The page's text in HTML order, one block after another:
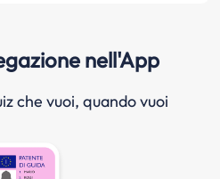
nell'App
che vuoi, quando vuoi